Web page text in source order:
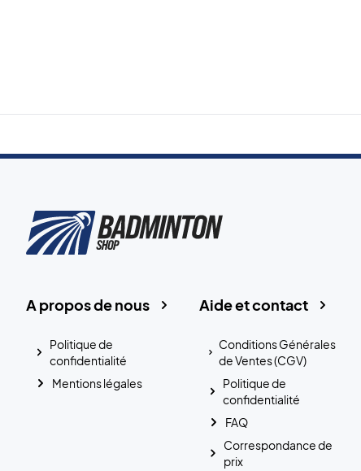
Aide et contact
Conditions Générales
de Ventes (CGV)
Politique de
confidentialité
FAQ
Correspondance de
prix
A propos de nous
Politique de
confidentialité
Mentions légales